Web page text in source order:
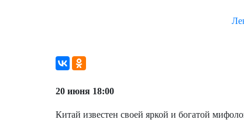
20 июня 18:00
Китай известен своей яркой и богатой